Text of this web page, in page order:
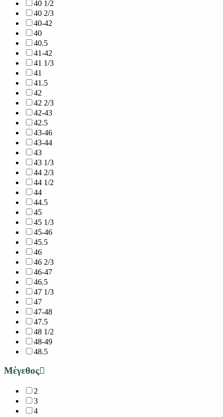
40 1/2
40 2/3
40-42
40
40.5
41-42
41 1/3
41
41.5
42
42 2/3
42-43
42.5
43-46
43-44
43
43 1/3
44 2/3
44 1/2
44
44.5
45
45 1/3
45-46
45.5
46
46 2/3
46-47
46.5
47 1/3
47
47-48
47.5
48 1/2
48-49
48.5
Μέγεθος
2
3
4